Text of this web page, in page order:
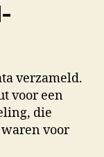
verzameld.
voor een
die
voor